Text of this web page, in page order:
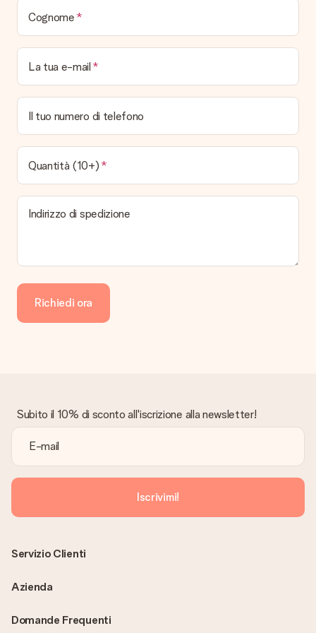
Cognome
La tua e-mail
Il tuo numero di telefono
Quantità (10+)
Indirizzo di spedizione
Richiedi ora
Subito il 10% di sconto all'iscrizione alla newsletter!
Iscrivimi!
Domande Frequenti
Servizio Clienti
Azienda